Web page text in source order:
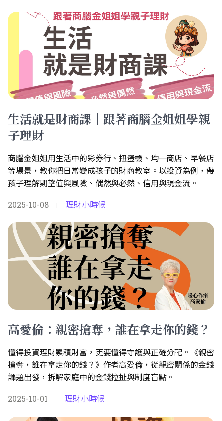
生活就是財商課｜跟著商腦金姐姐學親
子理財
商腦金姐姐用生活中的彩券行、扭蛋機、均一商店、早餐店
等場景，教你把日常變成孩子的財商教室。以投資為例，帶
孩子理解期望值與風險、偶然與必然、信用與現金流。
2025-10-08 | 理財小時候
高愛倫：親密搶奪，誰在拿走你的錢？
懂得投資理財累積財富，更要懂得守護與正確分配。《親密
搶奪，誰在拿走你的錢？》作者高愛倫，從親密關係的金錢
課題出發，拆解家庭中的金錢拉扯與制度盲點。
2025-10-01 | 理財小時候